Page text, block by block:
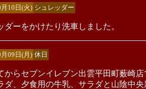
10日(火) シュレッダー
ダーをかけたり洗車しました。
09日(月) 休日
からセブンイレブン出雲平田町薮崎
ダ、夕食用の牛乳、サラダと山陰中